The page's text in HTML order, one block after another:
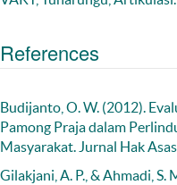
References
Budijanto, O. W. (2012).
Pamong Praja dalam
Masyarakat. Jurnal Hak
Gilakjani, A. P., & Ahmadi,